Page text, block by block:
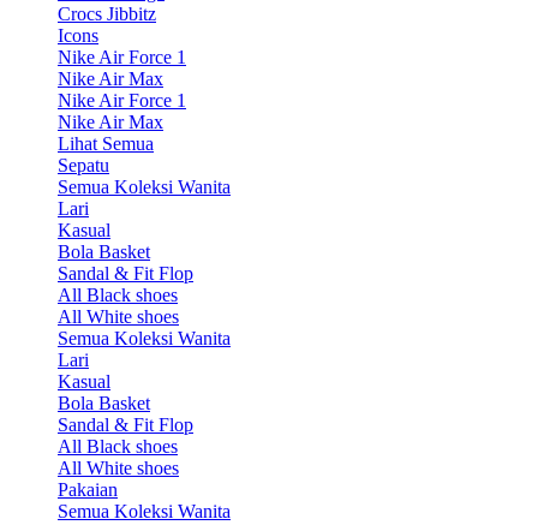
Crocs Jibbitz
Icons
Nike Air Force 1
Nike Air Max
Nike Air Force 1
Nike Air Max
Lihat Semua
Sepatu
Semua Koleksi Wanita
Lari
Kasual
Bola Basket
Sandal & Fit Flop
All Black shoes
All White shoes
Semua Koleksi Wanita
Lari
Kasual
Bola Basket
Sandal & Fit Flop
All Black shoes
All White shoes
Pakaian
Semua Koleksi Wanita